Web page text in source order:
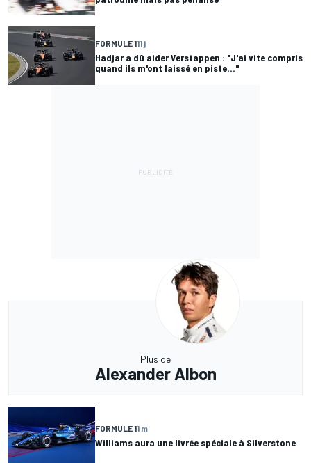
FORMULE 111 j
Hadjar a dû aider Verstappen : "J'ai vite compris
quand ils m'ont laissé en piste..."
Plus de
Alexander Albon
FORMULE 11 m
Williams aura une livrée spéciale à Silverstone